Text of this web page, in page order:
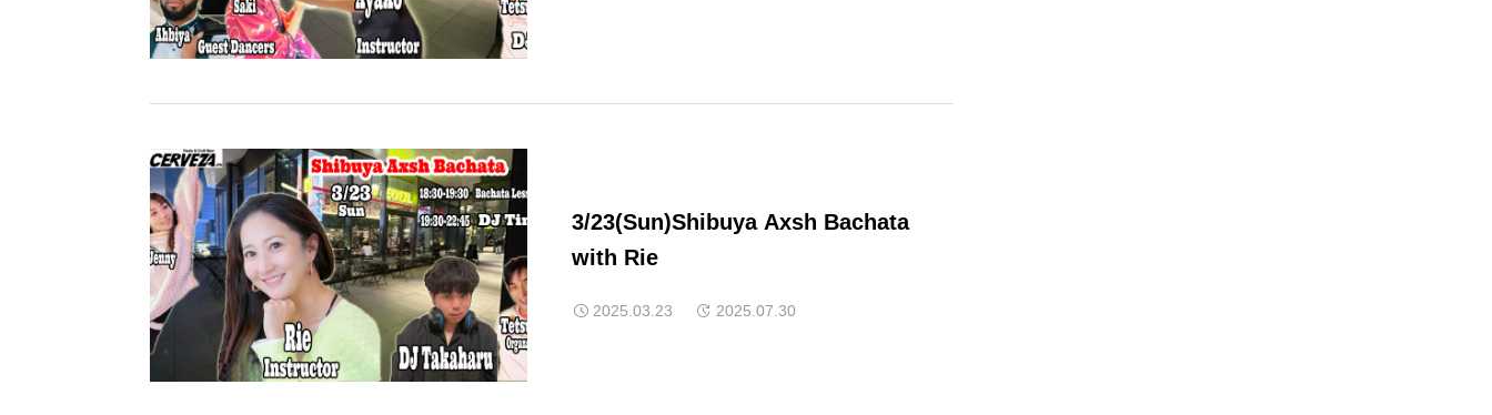
3/23(Sun)Shibuya Axsh Bachata
with Rie
2025.03.23 2025.07.30